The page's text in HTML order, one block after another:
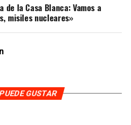
de la Casa Blanca: Vamos a
misiles nucleares»
GUSTAR